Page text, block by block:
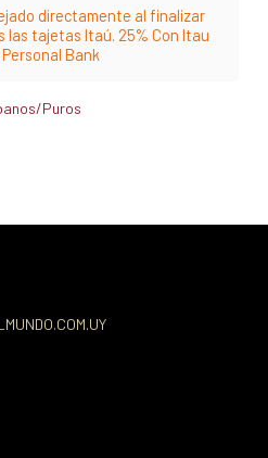
directamente al finalizar
las tajetas Itaú. 25% Con Itau
Bank
Puros